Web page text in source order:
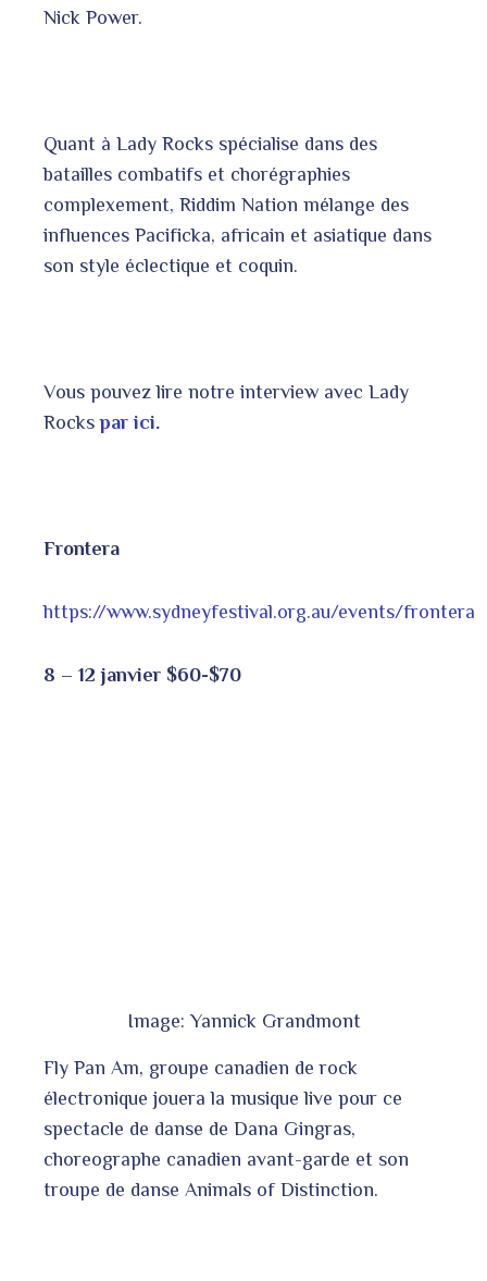
Nick Power.
Quant à Lady Rocks spécialise dans des
batailles combatifs et chorégraphies
complexement, Riddim Nation mélange des
influences Pacificka, africain et asiatique dans
son style éclectique et coquin.
Vous pouvez lire notre interview avec Lady
Rockspar ici.
Frontera
https://www.sydneyfestival.org.au/events/frontera
8 – 12 janvier $60-$70
Image: Yannick Grandmont
Fly Pan Am, groupe canadien de rock
électronique jouera la musique live pour ce
spectacle de danse de Dana Gingras,
choreographe canadien avant-garde et son
troupe de danse Animals of Distinction.